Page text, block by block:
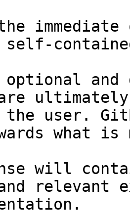
and
the user.
what
will
relevant